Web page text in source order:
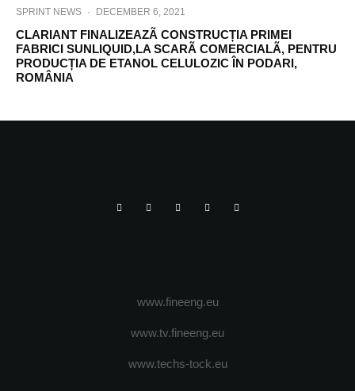
SPRINT NEWS · DECEMBER 6, 2021
CLARIANT FINALIZEAZÃ CONSTRUCȚIA PRIMEI
FABRICI SUNLIQUID,LA SCARÃ COMERCIALÃ, PENTRU
PRODUCȚIA DE ETANOL CELULOZIC ÎN PODARI,
ROMÂNIA
www.fineeng.eu
www.tv.fineeng.eu
www.techs-tock.eu